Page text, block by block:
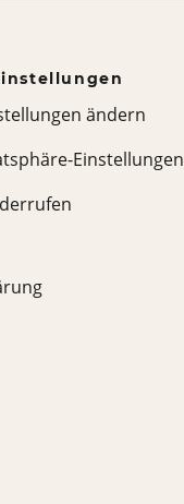
ändern
Einstellungen